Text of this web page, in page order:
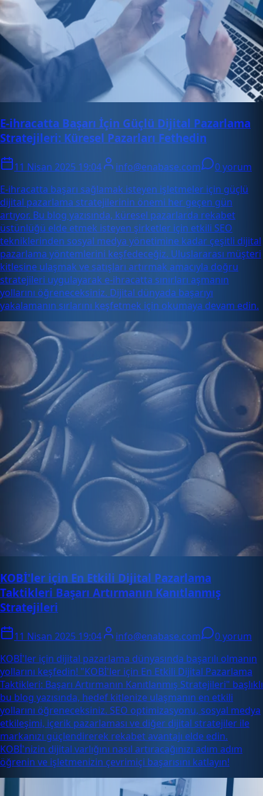
E-ihracatta Başarı İçin Güçlü Dijital Pazarlama
Stratejileri: Küresel Pazarları Fethedin
11 Nisan 2025 19:04 info@enabase.com
0 yorum
E-ihracatta başarı sağlamak isteyen işletmeler için güçlü
dijital pazarlama stratejilerinin önemi her geçen gün
artıyor. Bu blog yazısında, küresel pazarlarda rekabet
üstünlüğü elde etmek isteyen şirketler için etkili SEO
tekniklerinden sosyal medya yönetimine kadar çeşitli dijital
pazarlama yöntemlerini keşfedeceğiz. Uluslararası müşteri
kitlesine ulaşmak ve satışları artırmak amacıyla doğru
stratejileri uygulayarak e-ihracatta sınırları aşmanın
yollarını öğreneceksiniz. Dijital dünyada başarıyı
yakalamanın sırlarını keşfetmek için okumaya devam edin.
KOBİ'ler için En Etkili Dijital Pazarlama
Taktikleri Başarı Artırmanın Kanıtlanmış
Stratejileri
11 Nisan 2025 19:04 info@enabase.com
0 yorum
KOBİ'ler için dijital pazarlama dünyasında başarılı olmanın
yollarını keşfedin! "KOBİ'ler için En Etkili Dijital Pazarlama
Taktikleri: Başarı Artırmanın Kanıtlanmış Stratejileri" başlıklı
bu blog yazısında, hedef kitlenize ulaşmanın en etkili
yollarını öğreneceksiniz. SEO optimizasyonu, sosyal medya
etkileşimi, içerik pazarlaması ve diğer dijital stratejiler ile
markanızı güçlendirerek rekabet avantajı elde edin.
KOBİ'nizin dijital varlığını nasıl artıracağınızı adım adım
öğrenin ve işletmenizin çevrimiçi başarısını katlayın!